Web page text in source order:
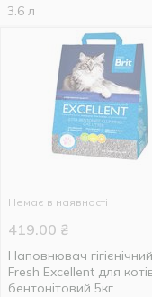
3.6 л
Немає в наявності
419.00 ₴
Наповнювач
Fresh Excellent для
бентонітовий 5кг